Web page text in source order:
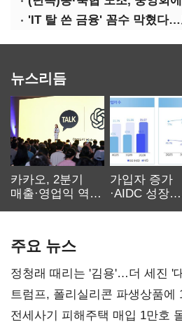
뉴스리듬
카카오, 2분기
매출·영업익 역대
가입자 증가
·AIDC 성장…
주요 뉴스
정청래 때리는 '김용'…더 세진 '
트럼프, 폴리실리콘 파생상품
재건"
전세사기 피해주택 매입 1만호